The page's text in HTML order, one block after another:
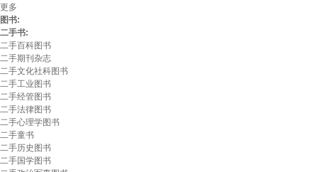
更多
图书:
二手书:
二手百科图书
二手期刊杂志
二手文化社科图书
二手工业图书
二手经管图书
二手法律图书
二手心理学图书
二手童书
二手历史图书
二手国学图书